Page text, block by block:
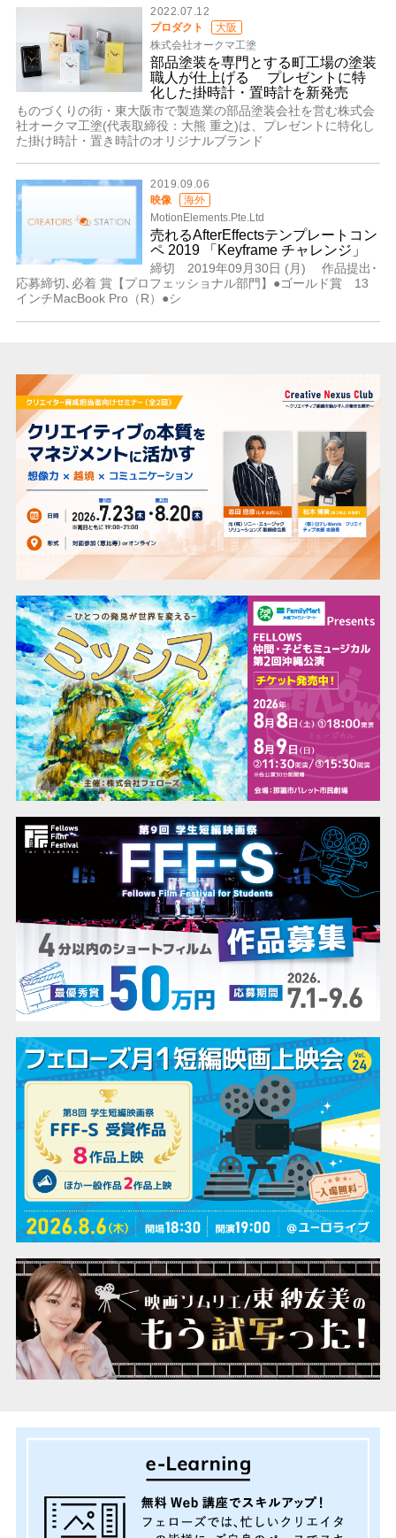
2022.07.12
プロダクト
大阪
株式会社オークマ工塗
部品塗装を専門とする町工場の塗装
職人が仕上げる プレゼントに特
化した掛時計・置時計を新発売
ものづくりの街・東大阪市で製造業の部品塗装会社を営む株式会
社オークマ工塗(代表取締役：大熊 重之)は、プレゼントに特化し
た掛け時計・置き時計のオリジナルブランド
2019.09.06
映像
海外
MotionElements.Pte.Ltd
売れるAfterEffectsテンプレートコン
ペ 2019 「Keyframe チャレンジ」
締切 2019年09月30日 (月) 作品提出･
応募締切､必着 賞【プロフェッショナル部門】●ゴールド賞 13
インチMacBook Pro（R）●シ